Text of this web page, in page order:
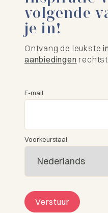
volgende
je in!
Ontvang de leukste
aanbiedingen
E-mail
Voorkeurstaal
Verstuur